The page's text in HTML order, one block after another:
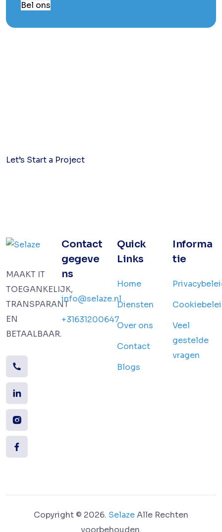
Bel ons
Let’s Start a Project
MAAKT IT
TOEGANKELIJK,
TRANSPARANT
EN
BETAALBAAR.
Contact
gegeve
ns
info@selaze.nl
+31631200647
Quick
Links
Home
Diensten
Over ons
Contact
Blogs
Informa
tie
Veel
gestelde
vragen
Copyright © 2026. SelazeAlle Rechten
voorbehouden.